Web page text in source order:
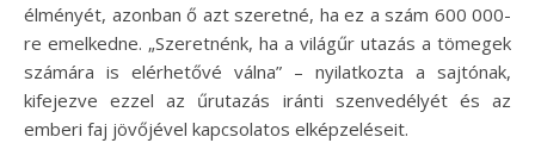
élményét, azonban ő azt szeretné, ha ez a szám 600 000-
re emelkedne. „Szeretnénk, ha a világűr utazás a tömegek
számára is elérhetővé válna” – nyilatkozta a sajtónak,
kifejezve ezzel az űrutazás iránti szenvedélyét és az
emberi faj jövőjével kapcsolatos elképzeléseit.